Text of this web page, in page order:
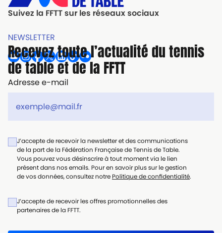
Suivez la FFTT sur les réseaux sociaux
NEWSLETTER
Recevez toute l’actualité du tennis
de table et de la FFTT
Adresse e-mail
J’accepte de recevoir la newsletter et des communications
de la part de la Fédération Française de Tennis de Table.
Vous pouvez vous désinscrire à tout moment via le lien
présent dans nos emails. Pour en savoir plus sur le gestion
de vos données, consultez notre Politique de confidentialité.
J’accepte de recevoir les offres promotionnelles des
partenaires de la FFTT.